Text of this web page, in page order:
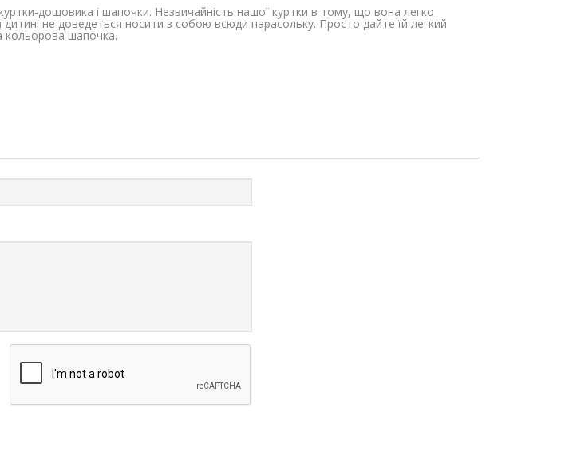
дощовика і шапочки. Незвичайність нашої куртки в тому, що вона легко
не доведеться носити з собою всюди парасольку. Просто дайте їй легкий
кольорова шапочка.